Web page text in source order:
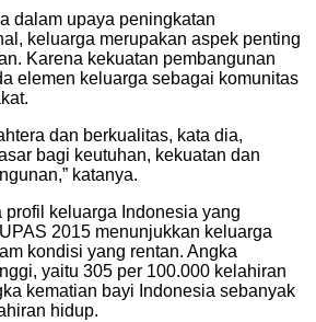
dalam upaya peningkatan
keluarga merupakan aspek penting
Karena kekuatan pembangunan
elemen keluarga sebagai komunitas
dan berkualitas, kata dia,
bagi keutuhan, kekuatan dan
katanya.
profil keluarga Indonesia yang
2015 menunjukkan keluarga
kondisi yang rentan. Angka
yaitu 305 per 100.000 kelahiran
kematian bayi Indonesia sebanyak
hidup.